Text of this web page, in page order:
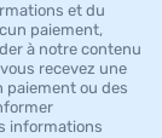
et du
paiement,
à notre contenu
recevez une
ou des
informations